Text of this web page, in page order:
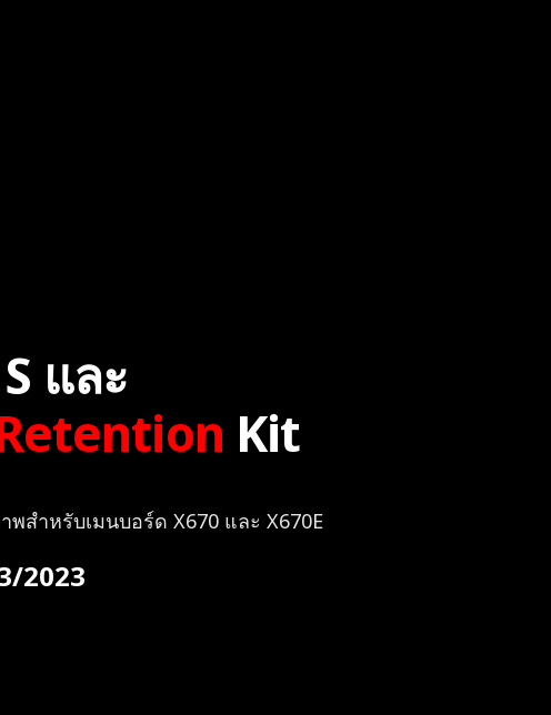
และ
Kit
สำหรับเมนบอร์ด X670 และ X670E
2023